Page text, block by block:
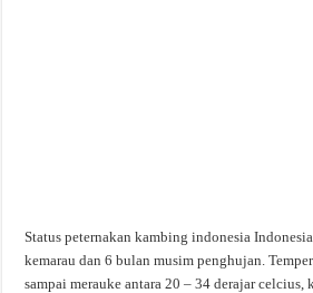
Status peternakan kambing indonesia
kemarau dan 6 bulan musim penghujan.
sampai merauke antara 20 – 34 derajar celcius,